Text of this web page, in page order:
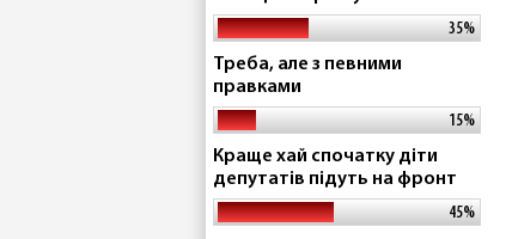
35%
Треба, але з певними
правками
15%
Краще хай спочатку діти
депутатів підуть на фронт
45%